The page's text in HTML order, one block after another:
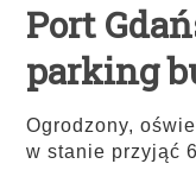
Port
parking
Ogrodzony,
w stanie przyjąć